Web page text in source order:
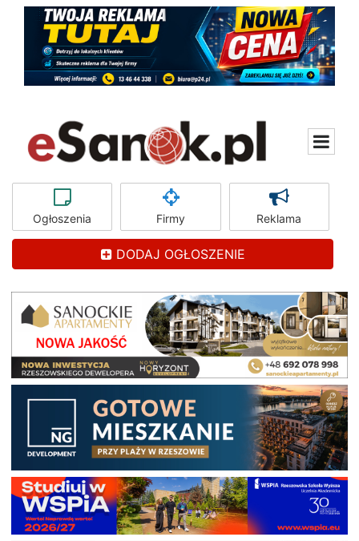
Ogłoszenia Firmy Reklama
DODAJ OGŁOSZENIE